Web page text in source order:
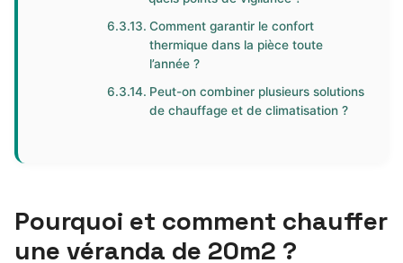
Comment garantir le confort
thermique dans la pièce toute
l’année ?
Peut-on combiner plusieurs solutions
de chauffage et de climatisation ?
Pourquoi et comment chauffer
une véranda de 20m2 ?